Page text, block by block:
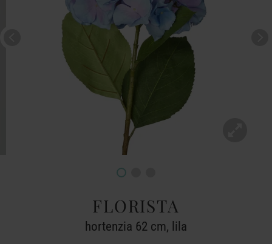
FLORISTA
hortenzia 62 cm, lila